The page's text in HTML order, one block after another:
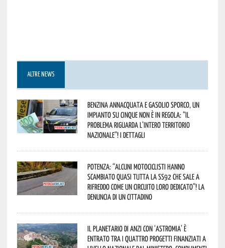
ALTRE NEWS
Benzina annacquata e gasolio sporco, un
impianto su cinque non è in regola: “il
problema riguarda l’intero territorio
Nazionale”! I dettagli
Potenza: “alcuni motociclisti hanno
scambiato quasi tutta la SS92 che sale a
Rifreddo come un circuito loro dedicato”! La
denuncia di un cittadino
Il Planetario di Anzi con ‘Astromia’ è
entrato tra i quattro progetti finanziati a